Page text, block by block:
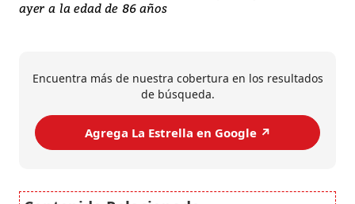
ayer a la edad de 86 años
Encuentra más de nuestra cobertura en los resultados
de búsqueda.
Agrega La Estrella en Google ↗️